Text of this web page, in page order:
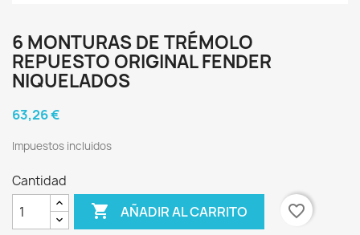
6 MONTURAS DE TRÉMOLO
REPUESTO ORIGINAL FENDER
NIQUELADOS
63,26 €
Impuestos incluidos
Cantidad
 AÑADIR AL CARRITO favorite_border